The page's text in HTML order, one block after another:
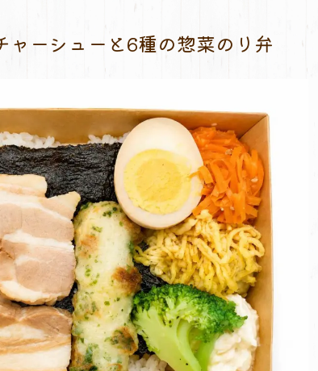
ャーシューと6種の惣菜のり弁